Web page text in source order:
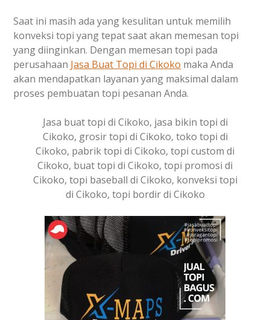
Saat ini masih ada yang kesulitan untuk memilih
konveksi topi yang tepat saat akan memesan topi
yang diinginkan. Dengan memesan topi pada
perusahaan Jasa Buat Topi di Cikoko maka Anda
akan mendapatkan layanan yang maksimal dalam
proses pembuatan topi pesanan Anda.
Jasa buat topi di Cikoko, jasa bikin topi di
Cikoko, grosir topi di Cikoko, toko topi di
Cikoko, pabrik topi di Cikoko, topi custom di
Cikoko, buat topi di Cikoko, topi promosi di
Cikoko, topi baseball di Cikoko, konveksi topi
di Cikoko, topi bordir di Cikoko